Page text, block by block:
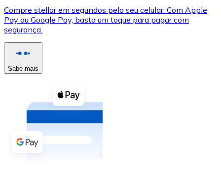
XRP
XRP
Ver tudo
Cupons cripto
Compre criptomoedas com dinheiro e outros
Comprar com dinheiro
Transferência SEPA
Compre stellar em segundos pelo seu celular. Com Apple
Pay ou Google Pay, basta um toque para pagar com
segurança.
Sabe mais